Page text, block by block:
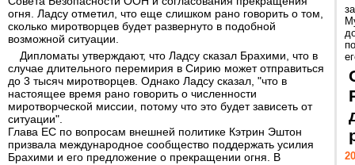
огня. Ладсу отметил, что еще слишком рано говорить о том,
сколько миротворцев будет развернуто в подобной
возможной ситуации.
Дипломаты утверждают, что Ладсу сказал Брахими, что в
случае длительного перемирия в Сирию может отправиться
до 3 тысяч миротворцев. Однако Ладсу сказал, "что в
настоящее время рано говорить о численности
миротворческой миссии, потому что это будет зависеть от
ситуации".
Глава ЕС по вопросам внешней политике Кэтрин Эштон
призвала международное сообщество поддержать усилия
Брахими и его предложение о прекращении огня. В